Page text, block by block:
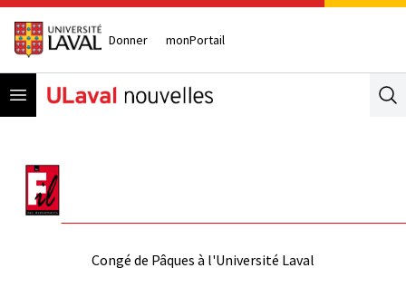
Donner monPortail
Open menu
Congé de Pâques à l'Université Laval